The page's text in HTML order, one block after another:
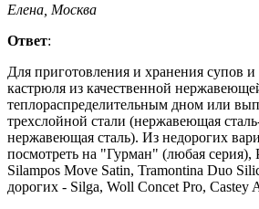
Елена, Москва
Ответ:
Для приготовления и хранения супов
кастрюля из качественной
теплораспределительным дном или
трехслойной стали (нержавеющая
нержавеющая сталь). Из недорогих
посмотреть на "Гурман" (любая серия),
Silampos Move Satin, Tramontina Duo
дорогих - Silga, Woll Concet Pro, Castey